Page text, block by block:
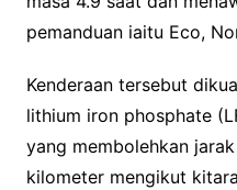
pemanduan iaitu Eco,
Kenderaan tersebut
lithium iron phosphate
yang membolehkan
kilometer mengikut